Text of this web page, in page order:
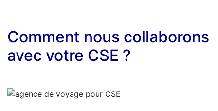
Comment nous collaborons
avec votre CSE ?